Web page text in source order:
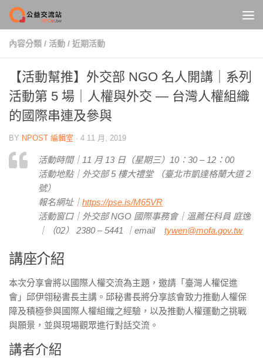
Skip to content
內容分類 / 活動 / 近期活動
【活動幫推】外交部 NGO 名人開講｜系列
活動第 5 場｜人權與外交 — 台灣人權組織
的國際串連及參與
BY NPOST 編輯室 · 4 11 月, 2019
活動時間｜11 月 13 日（星期三）10：30 – 12：00
活動地點｜外交部 5 樓大禮堂 （臺北市凱達格蘭大道 2
號）
報名網址｜ https://pse.is/M65VR
活動窗口｜外交部 NGO 國際事務會｜溫薦任科員 庭逸
｜（02） 2380 – 5441 ｜email tywen@mofa.gov.tw
講座介紹
本次分享會將以國際人權交流為主題，邀請「臺灣人權促進
會」邱伊翎秘書長主講。邱秘書長將分享該會致力推動人權保
障及積極參與國際人權組織之經驗，以及推動人權運動之挑戰
與願景，並與現場觀眾進行對話交流。
講者介紹